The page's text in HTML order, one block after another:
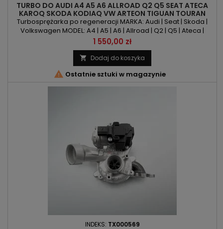
TURBO DO AUDI A4 A5 A6 ALLROAD Q2 Q5 SEAT ATECA
KAROQ SKODA KODIAQ VW ARTEON TIGUAN TOURAN
PASSAT 2.0TDI
Turbosprężarka po regeneracji MARKA: Audi | Seat | Skoda |
Volkswagen MODEL: A4 | A5 | A6 | Allroad | Q2 | Q5 | Ateca |
Karoq | Kodiaq | Arteon | Tiguan | Touran | Passat KOD SILNIKA:
CNHA | DDDA | DESA | DETA | DETB | DETH | DFHA | DFVA
POJEMNOŚĆ: 1968ccm 2.0 TDI MOC: 163KM/120kW |
190KM/140kW ROK PRODUKCJI: Od 2013r
Cena
1 550,00 zł
 Dodaj do koszyka
 Ostatnie sztuki w magazynie
INDEKS: TX000569